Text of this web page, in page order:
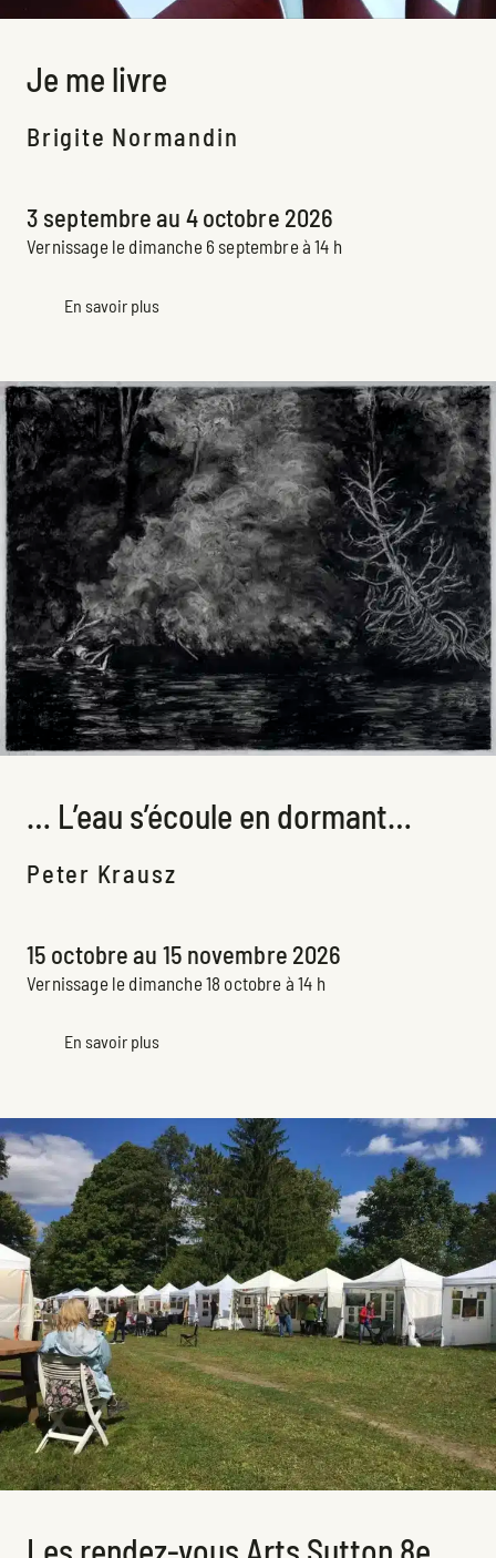
Je me livre
Brigite Normandin
3 septembre au 4 octobre 2026
Vernissage le dimanche 6 septembre à 14 h
En savoir plus
… L’eau s’écoule en dormant…
Peter Krausz
15 octobre au 15 novembre 2026
Vernissage le dimanche 18 octobre à 14 h
En savoir plus
Les rendez-vous Arts Sutton 8e